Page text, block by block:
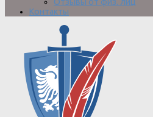
Отзывы от физ. лиц
Контакты